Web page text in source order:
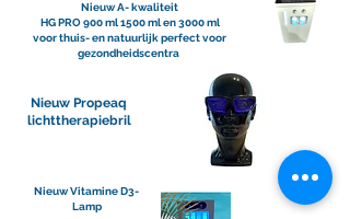
Nieuw A- kwaliteit
HG PRO 900 ml 1500 ml en 3000 ml
voor thuis- en natuurlijk perfect voor
gezondheidscentra
Nieuw Propeaq
lichttherapiebril
Nieuw Vitamine D3-
Lamp